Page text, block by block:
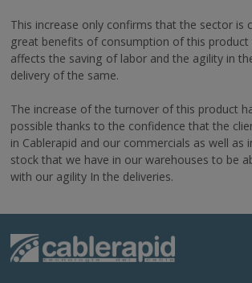
This increase only confirms that the sector is
great benefits of consumption of this
affects the saving of labor and the agility in
delivery of the same.
The increase of the turnover of this product
possible thanks to the confidence that the
in Cablerapid and our commercials as well as
stock that we have in our warehouses to be
with our agility In the deliveries.